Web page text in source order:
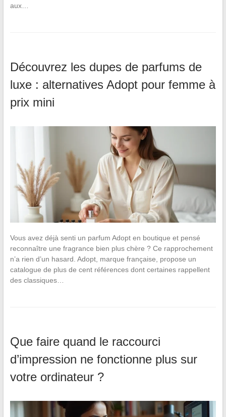
aux…
Découvrez les dupes de parfums de
luxe : alternatives Adopt pour femme à
prix mini
Vous avez déjà senti un parfum Adopt en boutique et pensé
reconnaître une fragrance bien plus chère ? Ce rapprochement
n’a rien d’un hasard. Adopt, marque française, propose un
catalogue de plus de cent références dont certaines rappellent
des classiques…
Que faire quand le raccourci
d’impression ne fonctionne plus sur
votre ordinateur ?